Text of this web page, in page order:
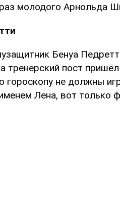
молодого Арнольда
Бенуа
тренерский пост пришёл
гороскопу не должны
Лена, вот только